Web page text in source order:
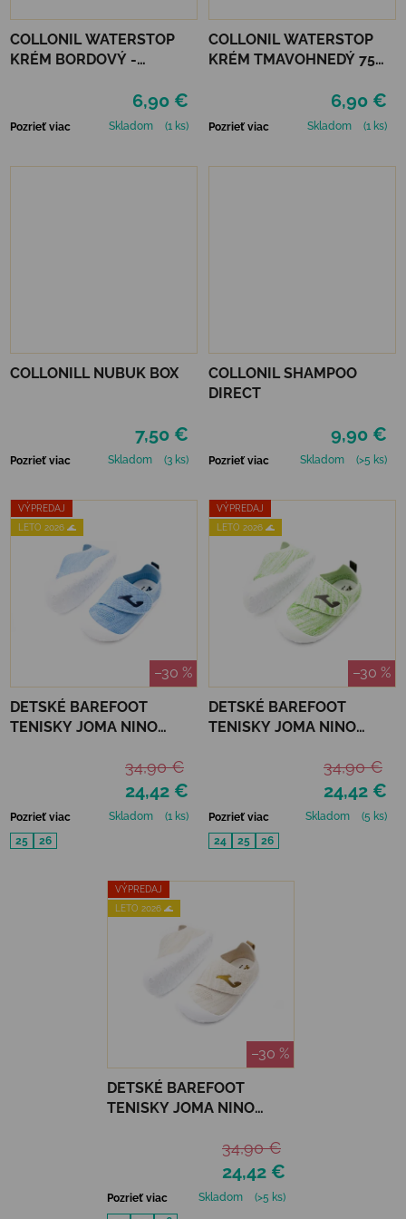
COLLONIL WATERSTOP
KRÉM BORDOVÝ -
6,90 €
Pozrieť viac Skladom (1 ks)
COLLONIL WATERSTOP
KRÉM TMAVOHNEDÝ 75
6,90 €
Pozrieť viac Skladom (1 ks)
COLLONILL NUBUK BOX
7,50 €
Pozrieť viac Skladom (3 ks)
COLLONIL SHAMPOO
DIRECT
9,90 €
Pozrieť viac Skladom (>5 ks)
VÝPREDAJ
LETO 2026 🌊
–30 %
DETSKÉ BAREFOOT
TENISKY JOMA NINO
24,42 €
34,90 €
Pozrieť viac Skladom
(1 ks)
25
26
VÝPREDAJ
LETO 2026 🌊
–30 %
DETSKÉ BAREFOOT
TENISKY JOMA NINO
24,42 €
34,90 €
Pozrieť viac Skladom
(5 ks)
24
25 26
VÝPREDAJ
LETO 2026 🌊
–30 %
DETSKÉ BAREFOOT
TENISKY JOMA NINO
24,42 €
34,90 €
Pozrieť viac Skladom
(>5 ks)